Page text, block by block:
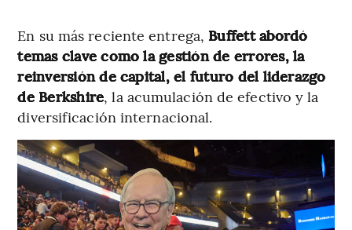
En su más reciente entrega, Buffett abordó
temas clave como la gestión de errores, la
reinversión de capital, el futuro del liderazgo
de Berkshire, la acumulación de efectivo y la
diversificación internacional.